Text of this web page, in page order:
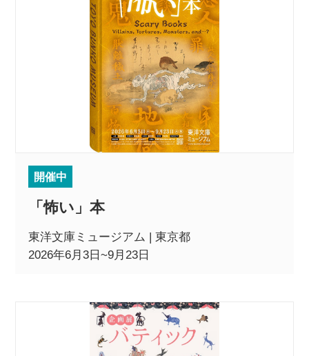
開催中
「怖い」本
東洋文庫ミュージアム | 東京都
2026年6月3日~9月23日